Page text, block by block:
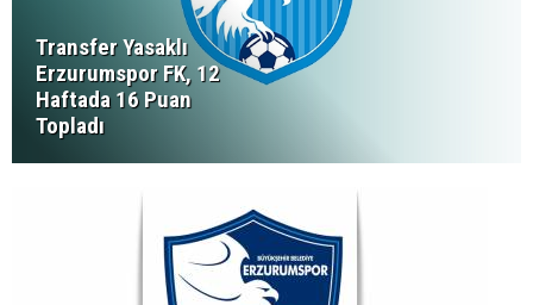
Transfer Yasaklı
Erzurumspor FK, 12
Haftada 16 Puan
Topladı